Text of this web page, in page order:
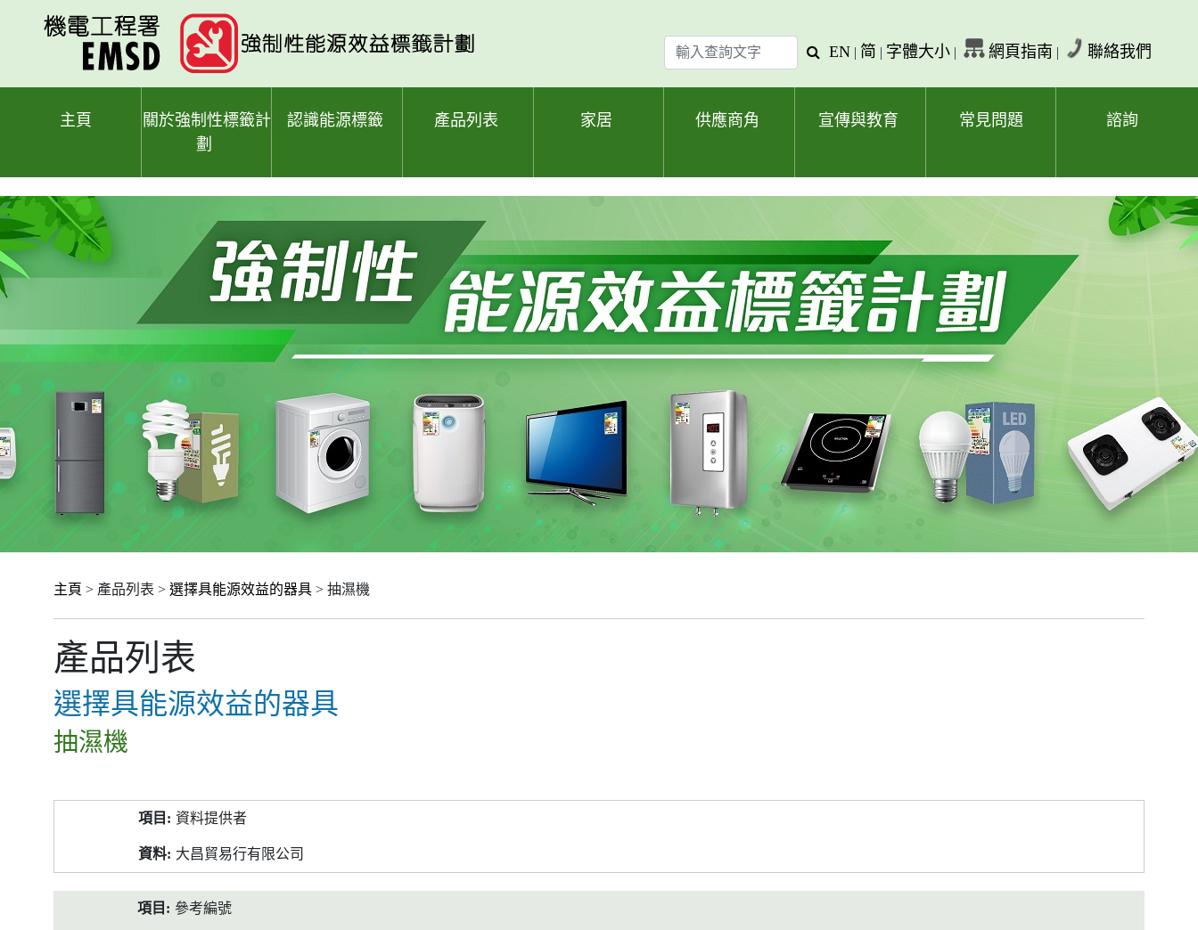
輸
入
查
查
字
EN | 简 | 字體大小 | 網頁指南 | 聯絡我們
主頁
關於強制性標籤計
劃
認識能源標籤 產品列表 家居 供應商角 宣傳與教育 常見問題 諮詢
主頁 > 產品列表 > 選擇具能源效益的器具 > 抽濕機
產品列表
選擇具能源效益的器具
抽濕機
料
資料提供者
大昌貿易行有限公司
參考編號